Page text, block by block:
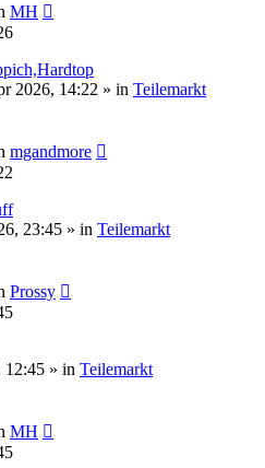
MH
2026, 14:22 » in Teilemarkt
mgandmore
23:45 » in Teilemarkt
Prossy
12:45 » in Teilemarkt
MH